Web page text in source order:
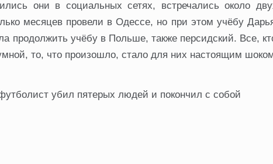
они в социальных сетях, встречались около
месяцев провели в Одессе, но при этом учёбу
продолжить учёбу в Польше, также персидский. Все,
то, что произошло, стало для них настоящим
убил пятерых людей и покончил с собой